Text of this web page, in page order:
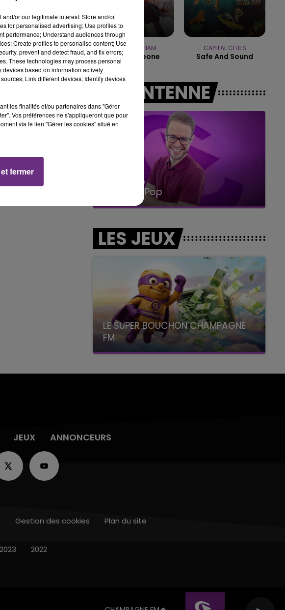
À
DE...
pour rappeler
LUKAS GRAHAM
Love Someone
CAPITAL CITIES
Safe And Sound
A L'ANTENNE
14h00 - 15h00
La Radio Pop
LES JEUX
LE SUPER BOUCHON CHAMPAGNE
FM
avec La Famille Champagne FM, à 8H10
JEUX ANNONCEURS
Gestion des cookies Plan du site
2023 2022
or our legitimate interest: Store and/or
for personalised advertising; Use profiles to
performance; Understand audiences through
Create profiles to personalise content; Use
prevent and detect fraud, and fix errors;
These technologies may process personal
based on information actively
Link different devices; Identify devices
les finalités et/ou partenaires dans "Gérer
Vos préférences ne s'appliqueront que pour
via le lien "Gérer les cookies" situé en
fermer